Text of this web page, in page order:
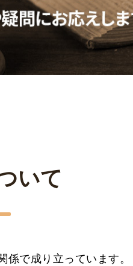
いて
で成り立っています。